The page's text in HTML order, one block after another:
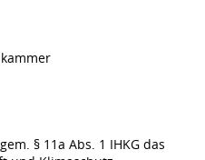
§ 11a Abs. 1 IHKG das